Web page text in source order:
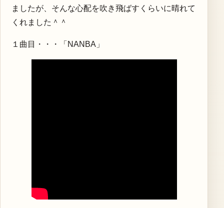
ましたが、そんな心配を吹き飛ばすくらいに晴れて
くれました＾＾
１曲目・・・「NANBA」